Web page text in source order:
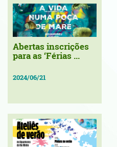
Abertas inscrições
para as ‘Férias ...
2024/06/21